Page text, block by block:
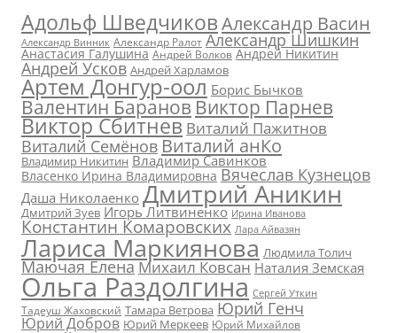
Адольф ШведчиковАлександр Васин
Александр Винник Александр Ралот Александр Шишкин
Анастасия Галушина Андрей Волков Андрей Никитин
Андрей Усков Андрей Харламов
Артем Донгур-оол Борис Бычков
Валентин БарановВиктор Парнев
Виктор Сбитнев Виталий Пажитнов
Виталий СемёновВиталий анКо
Владимир Никитин Владимир Савинков
Власенко Ирина Владимировна Вячеслав Кузнецов
Даша Николаенко Дмитрий Аникин
Дмитрий Зуев Игорь Литвиненко Ирина Иванова
Константин Комаровских Лара Айвазян
Лариса Маркиянова Людмила Толич
Маючая ЕленаМихаил Ковсан Наталия Земская
Ольга Раздолгина Сергей Уткин
Тадеуш Жаховский Тамара Ветрова Юрий Генч
Юрий Добров Юрий Меркеев Юрий Михайлов